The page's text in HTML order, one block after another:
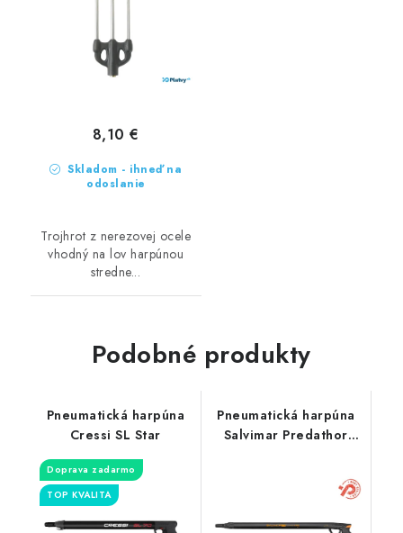
Skladom - ihneď na
odoslanie
8,10 €
Trojhrot z nerezovej ocele
vhodný na lov harpúnou
stredne...
Podobné produkty
Pneumatická harpúna
Cressi SL Star
Doprava zadarmo
TOP KVALITA
Pneumatická harpúna
Salvimar Predathor